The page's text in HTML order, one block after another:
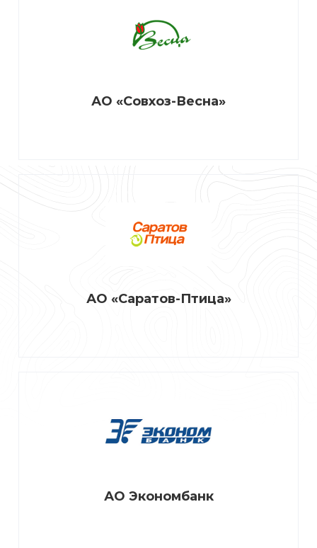
АО «Совхоз-Весна»
АО «Саратов-Птица»
АО Экономбанк